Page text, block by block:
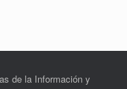
de la Información y